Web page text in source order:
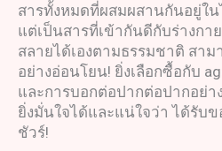
สารทั้งหมดที่ผสมผสานกันอยู่ใ
แต่เป็นสารที่เข้ากันดีกับร่างกา
สลายได้เองตามธรรมชาติ สา
อย่างอ่อนโยน! ยิ่งเลือกซื้อกับ
และการบอกต่อปากต่อปากอย่า
ยิ่งมั่นใจได้และแน่ใจว่า ได้รับ
ชัวร์!